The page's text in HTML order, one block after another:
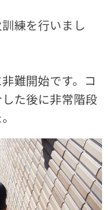
練を行いまし
難開始です。コ
た後に非常階段